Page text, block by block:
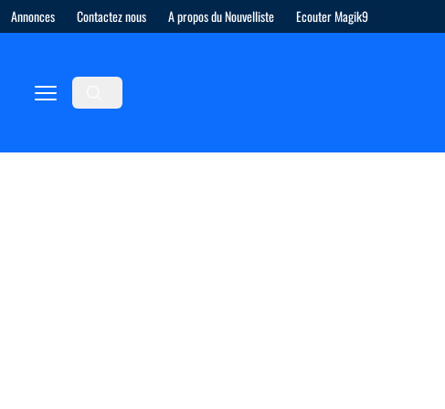
Annonces Contactez nous A propos du Nouvelliste Ecouter Magik9